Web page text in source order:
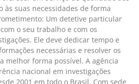
às suas necessidades de forma
Um detetive particular
o seu trabalho e com os
Ele deve dedicar tempo e
necessárias e resolver os
melhor forma possível. A agência
nacional em investigações
2001 em todo o Brasil. Com sede